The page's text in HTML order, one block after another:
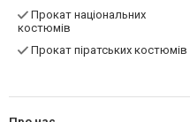
Прокат національних
костюмів
Прокат піратських костюмів